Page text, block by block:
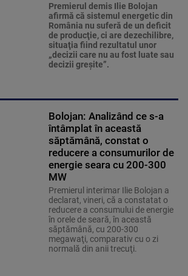
Premierul demis Ilie Bolojan
afirmă că sistemul energetic din
România nu suferă de un deficit
de producţie, ci are dezechilibre,
situaţia fiind rezultatul unor
„decizii care nu au fost luate sau
decizii greşite”.
Bolojan: Analizând ce s-a
întâmplat în această
săptămână, constat o
reducere a consumurilor de
energie seara cu 200-300
MW
Premierul interimar Ilie Bolojan a
declarat, vineri, că a constatat o
reducere a consumului de energie
în orele de seară, în această
săptămână, cu 200-300
megawaţi, comparativ cu o zi
normală din anii trecuţi.